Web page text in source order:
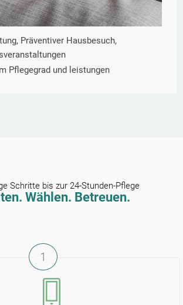
Präventiver Hausbesuch,
Pflegegrad und leistungen
Schritte bis zur 24-Stunden-Pflege
Wählen. Betreuen.
1